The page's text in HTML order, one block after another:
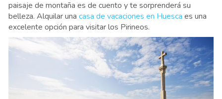
paisaje de montaña es de cuento y te sorprenderá su
belleza. Alquilar una casa de vacaciones en Huesca es una
excelente opción para visitar los Pirineos.